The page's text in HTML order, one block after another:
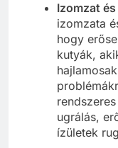
Izomzat
izomzata
hogy
kutyák,
ugrálás,
ízületek